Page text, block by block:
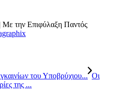
Με την Επιφύλαξη Παντός
του Υποβρύχιου... Οι
της ...